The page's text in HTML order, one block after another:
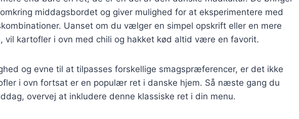
middagsbordet og giver mulighed for at eksperimentere med
Uanset om du vælger en simpel opskrift eller en mere
vil kartofler i ovn med chili og hakket kød altid være en favorit.
og evne til at tilpasses forskellige smagspræferencer, er det ikke
i ovn fortsat er en populær ret i danske hjem. Så næste gang du
overvej at inkludere denne klassiske ret i din menu.